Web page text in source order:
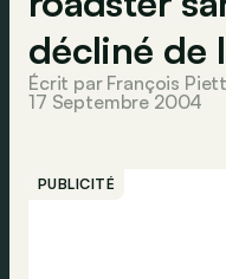
décliné de
Écrit par François
17 Septembre 2004
PUBLICITÉ